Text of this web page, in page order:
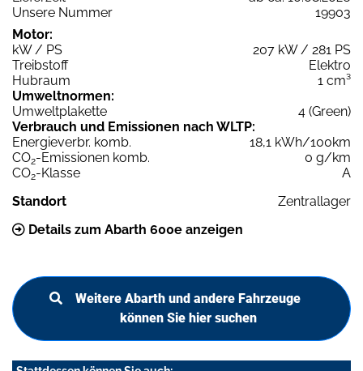
Unsere Nummer
19903
Motor:
kW / PS
207 kW / 281 PS
Treibstoff
Elektro
Hubraum
1 cm³
Umweltnormen:
Umweltplakette
4 (Green)
Verbrauch und Emissionen nach WLTP:
Energieverbr. komb.
18,1 kWh/100km
CO2-Emissionen komb.
0 g/km
CO2-Klasse
A
Standort
Zentrallager
Details zum Abarth 600e anzeigen
Weitere Abarth und andere Fahrzeuge
können Sie hier suchen